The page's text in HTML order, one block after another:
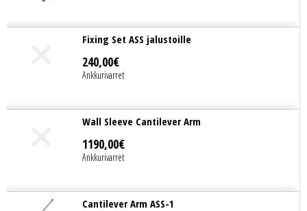
Fixing Set ASS jalustoille
240,00€
Ankkurivarret
Wall Sleeve Cantilever Arm
1190,00€
Ankkurivarret
Cantilever Arm ASS-1